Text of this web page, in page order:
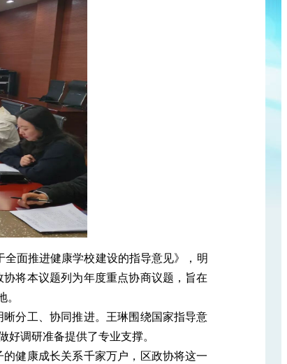
面推进健康学校建设的指导意见》，明
将本议题列为年度重点协商议题，旨在
分工、协同推进。王琳围绕国家指导意
调研准备提供了专业支撑。
健康成长关系千家万户，区政协将这一